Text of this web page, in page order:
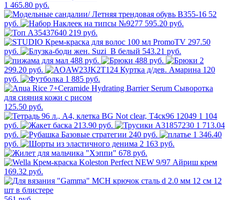
1 465.80 руб.
52
руб.
595.20 руб.
219 руб.
297.50
руб.
543.21 руб.
488 руб.
488 руб.
2
299.20 руб.
120
руб.
1 885 руб.
125.50 руб.
1 104
руб.
213.90 руб.
1 713.04
руб.
240 руб.
1 346.40
руб.
2 163 руб.
678 руб.
169.32 руб.